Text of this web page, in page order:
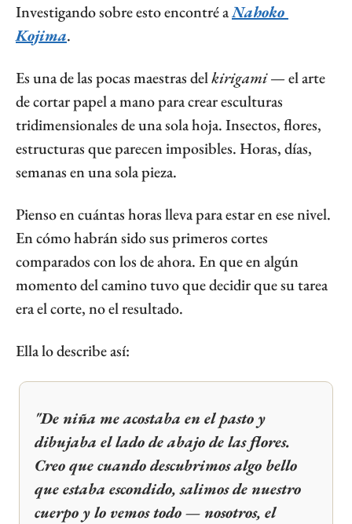
Investigando sobre esto encontré a Nahoko
Kojima.
Es una de las pocas maestras del kirigami — el arte
de cortar papel a mano para crear esculturas
tridimensionales de una sola hoja. Insectos, flores,
estructuras que parecen imposibles. Horas, días,
semanas en una sola pieza.
Pienso en cuántas horas lleva para estar en ese nivel.
En cómo habrán sido sus primeros cortes
comparados con los de ahora. En que en algún
momento del camino tuvo que decidir que su tarea
era el corte, no el resultado.
Ella lo describe así:
"De niña me acostaba en el pasto y
dibujaba el lado de abajo de las flores.
Creo que cuando descubrimos algo bello
que estaba escondido, salimos de nuestro
cuerpo y lo vemos todo — nosotros, el